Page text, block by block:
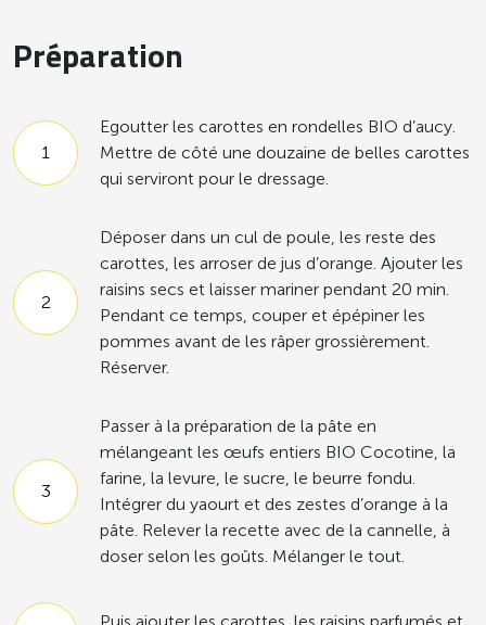
Préparation
Egoutter les carottes en rondelles BIO d’aucy.
Mettre de côté une douzaine de belles carottes
qui serviront pour le dressage.
Déposer dans un cul de poule, les reste des
carottes, les arroser de jus d’orange. Ajouter les
raisins secs et laisser mariner pendant 20 min.
Pendant ce temps, couper et épépiner les
pommes avant de les râper grossièrement.
Réserver.
Passer à la préparation de la pâte en
mélangeant les œufs entiers BIO Cocotine, la
farine, la levure, le sucre, le beurre fondu.
Intégrer du yaourt et des zestes d’orange à la
pâte. Relever la recette avec de la cannelle, à
doser selon les goûts. Mélanger le tout.